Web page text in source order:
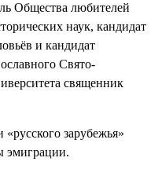
Общества любителей
наук, кандидат
и кандидат
Свято-
священник
зарубежья»
эмиграции.